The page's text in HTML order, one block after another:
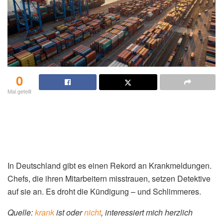
0
Mal geteilt
In Deutschland gibt es einen Rekord an Krankmeldungen.
Chefs, die ihren Mitarbeitern misstrauen, setzen Detektive
auf sie an. Es droht die Kündigung – und Schlimmeres.
Quelle:krankist odernicht, interessiert mich herzlich